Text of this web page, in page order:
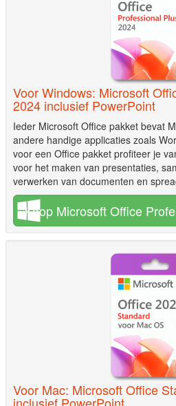
Voor Windows: Microsoft
2024 inclusief PowerPoint
Ieder Microsoft Office pakket bevat
andere handige applicaties zoals
voor een Office pakket profiteer je
voor het maken van presentaties,
verwerken van documenten en
Koop Microsoft Office
Voor Mac: Microsoft Office